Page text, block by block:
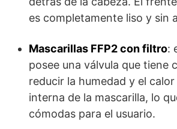
es completamente liso y sin
Mascarillas FFP2 con filtro:
posee una válvula que tiene
reducir la humedad y el
interna de la mascarilla, lo
cómodas para el usuario.